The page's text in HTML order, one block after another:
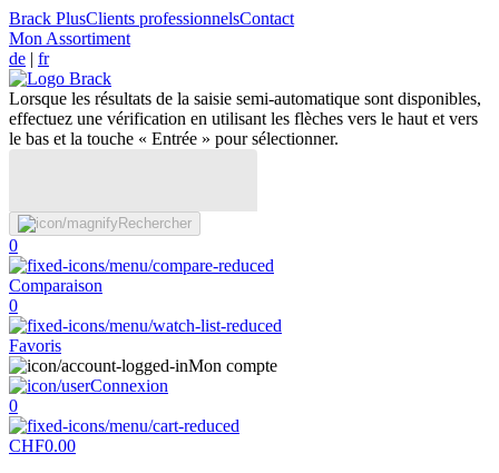
Brack PlusClients professionnelsContact
Mon Assortiment
de | fr
Lorsque les résultats de la saisie semi-automatique sont disponibles,
effectuez une vérification en utilisant les flèches vers le haut et vers
le bas et la touche « Entrée » pour sélectionner.
Rechercher
0
Comparaison
0
Favoris
Mon compte
Connexion
0
CHF0.00